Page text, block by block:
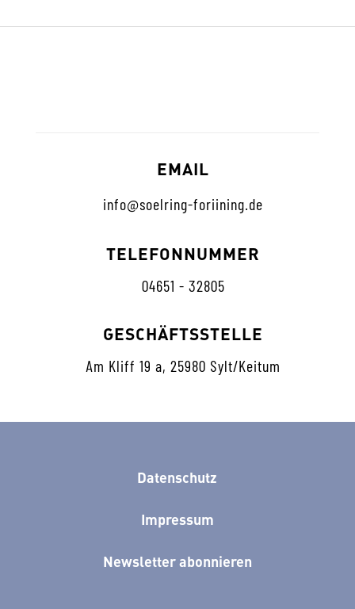
EMAIL
info@soelring-foriining.de
TELEFONNUMMER
04651 - 32805
GESCHÄFTSSTELLE
Am Kliff 19 a, 25980 Sylt/Keitum
Datenschutz
Impressum
Newsletter abonnieren